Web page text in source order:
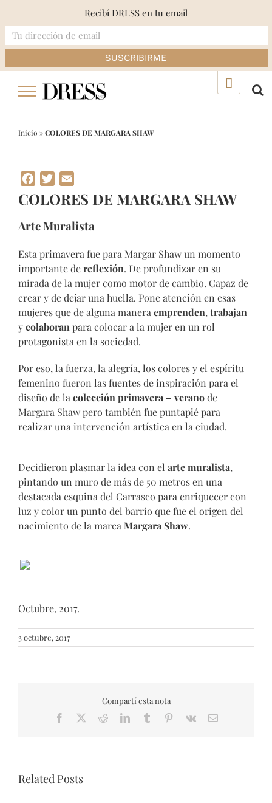
Inicio »COLORES DE MARGARA SHAW
Facebook
Twitter
COLORES DE MARGARA SHAW
Arte Muralista
Esta primavera fue para Margar Shaw un momento
importante dereflexión. De profundizar en su
mirada de la mujer como motor de cambio. Capaz de
crear y de dejar una huella. Pone atención en esas
mujeres que de alguna manera emprenden, trabajan
ycolaboran para colocar a la mujer en un rol
protagonista en la sociedad.
Por eso, la fuerza, la alegría, los colores y el espíritu
femenino fueron las fuentes de inspiración para el
diseño de la colección primavera – veranode
Margara Shaw pero también fue puntapié para
realizar una intervención artística en la ciudad.
Decidieron plasmar la idea con el arte muralista,
pintando un muro de más de 50 metros en una
destacada esquina del Carrasco para enriquecer con
luz y color un punto del barrio que fue el origen del
nacimiento de la marca Margara Shaw.
Octubre, 2017.
3 octubre, 2017
Compartí esta nota
Facebook RedditLinkedInTumblr Pinterest
Vk Email
Related Posts
Recibí DRESS en tu email